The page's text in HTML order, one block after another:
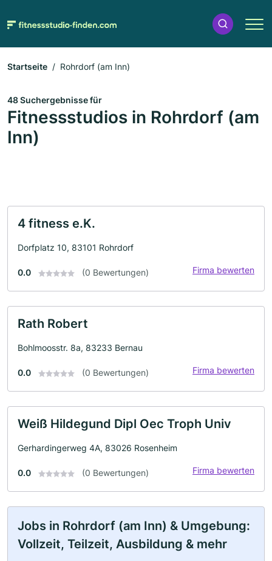
Startseite Rohrdorf (am Inn)
48 Suchergebnisse für
Fitnessstudios in Rohrdorf (am
Inn)
4 fitness e.K.
Dorfplatz 10, 83101 Rohrdorf
0.0 (0 Bewertungen) Firma bewerten
Rath Robert
Bohlmoosstr. 8a, 83233 Bernau
0.0 (0 Bewertungen) Firma bewerten
Weiß Hildegund Dipl Oec Troph Univ
Gerhardingerweg 4A, 83026 Rosenheim
0.0 (0 Bewertungen) Firma bewerten
Jobs in Rohrdorf (am Inn) & Umgebung:
Vollzeit, Teilzeit, Ausbildung & mehr